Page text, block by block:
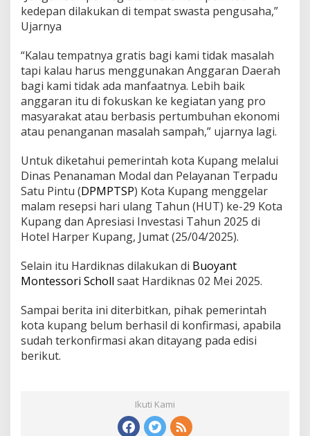
kedepan dilakukan di tempat swasta pengusaha,”
Ujarnya
“Kalau tempatnya gratis bagi kami tidak masalah
tapi kalau harus menggunakan Anggaran Daerah
bagi kami tidak ada manfaatnya. Lebih baik
anggaran itu di fokuskan ke kegiatan yang pro
masyarakat atau berbasis pertumbuhan ekonomi
atau penanganan masalah sampah,” ujarnya lagi.
Untuk diketahui pemerintah kota Kupang melalui
Dinas Penanaman Modal dan Pelayanan Terpadu
Satu Pintu (DPMPTSP) Kota Kupang menggelar
malam resepsi hari ulang Tahun (HUT) ke-29 Kota
Kupang dan Apresiasi Investasi Tahun 2025 di
Hotel Harper Kupang, Jumat (25/04/2025).
Selain itu Hardiknas dilakukan di Buoyant
Montessori Scholl saat Hardiknas 02 Mei 2025.
Sampai berita ini diterbitkan, pihak pemerintah
kota kupang belum berhasil di konfirmasi, apabila
sudah terkonfirmasi akan ditayang pada edisi
berikut.
Ikuti Kami